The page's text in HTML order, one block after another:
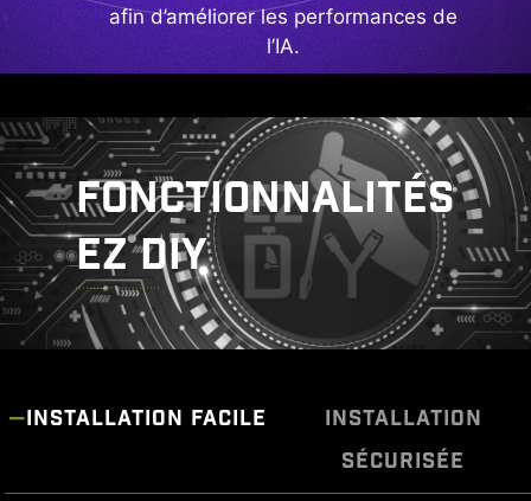
afin d’améliorer les performances de
l’IA.
FONCTIONNALITÉS
EZ DIY
INSTALLATION FACILE
INSTALLATION
SÉCURISÉE